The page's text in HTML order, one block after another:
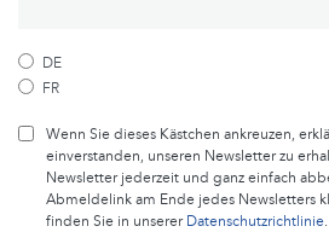
DE
FR
Wenn Sie dieses Kästchen ankreuzen,
einverstanden, unseren Newsletter zu
Newsletter jederzeit und ganz einfach
Abmeldelink am Ende jedes Newsletters
finden Sie in unsererDatenschutzrichtlinie.